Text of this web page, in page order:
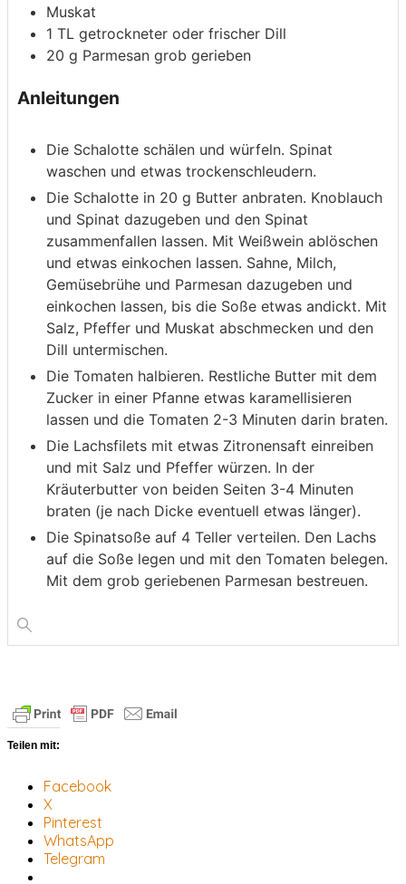
Muskat
1 TL getrockneter oder frischer Dill
20 g Parmesan grob gerieben
Anleitungen
Die Schalotte schälen und würfeln. Spinat
waschen und etwas trockenschleudern.
Die Schalotte in 20 g Butter anbraten. Knoblauch
und Spinat dazugeben und den Spinat
zusammenfallen lassen. Mit Weißwein ablöschen
und etwas einkochen lassen. Sahne, Milch,
Gemüsebrühe und Parmesan dazugeben und
einkochen lassen, bis die Soße etwas andickt. Mit
Salz, Pfeffer und Muskat abschmecken und den
Dill untermischen.
Die Tomaten halbieren. Restliche Butter mit dem
Zucker in einer Pfanne etwas karamellisieren
lassen und die Tomaten 2-3 Minuten darin braten.
Die Lachsfilets mit etwas Zitronensaft einreiben
und mit Salz und Pfeffer würzen. In der
Kräuterbutter von beiden Seiten 3-4 Minuten
braten (je nach Dicke eventuell etwas länger).
Die Spinatsoße auf 4 Teller verteilen. Den Lachs
auf die Soße legen und mit den Tomaten belegen.
Mit dem grob geriebenen Parmesan bestreuen.
Teilen mit:
Facebook
X
Pinterest
WhatsApp
Telegram